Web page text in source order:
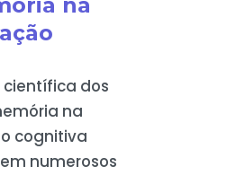
na
dos
na
cognitiva
numerosos